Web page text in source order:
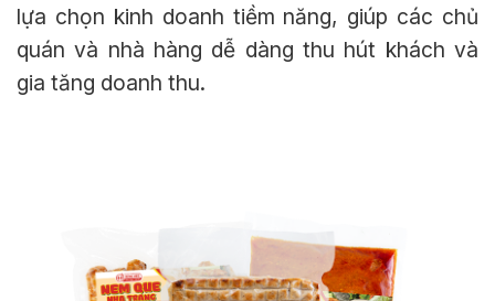
lựa chọn kinh doanh tiềm năng, giúp các chủ
quán và nhà hàng dễ dàng thu hút khách và
gia tăng doanh thu.